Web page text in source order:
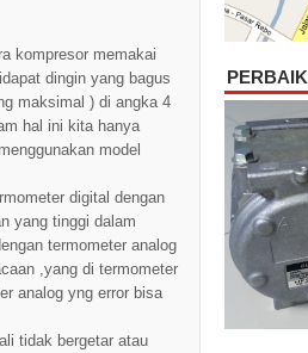
kompresor memakai
dingin yang bagus
maksimal ) di angka 4
hal ini kita hanya
model
digital dengan
yang tinggi dalam
termometer analog
,yang di termometer
analog yng error bisa
tidak bergetar atau